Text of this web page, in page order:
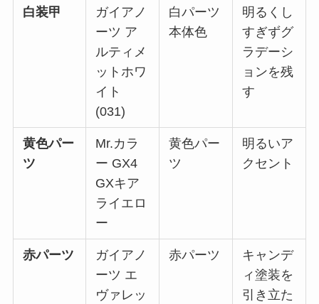
白装甲
ガイアノ
ーツ ア
ルティメ
ットホワ
イト
(031)
白パーツ
本体色
明るくし
すぎずグ
ラデーシ
ョンを残
す
黄色パー
ツ
Mr.カラ
ー GX4
GXキア
ライエロ
ー
黄色パー
ツ
明るいア
クセント
赤パーツ
ガイアノ
ーツ エ
ヴァレッ
赤パーツ
キャンデ
ィ塗装を
引き立た